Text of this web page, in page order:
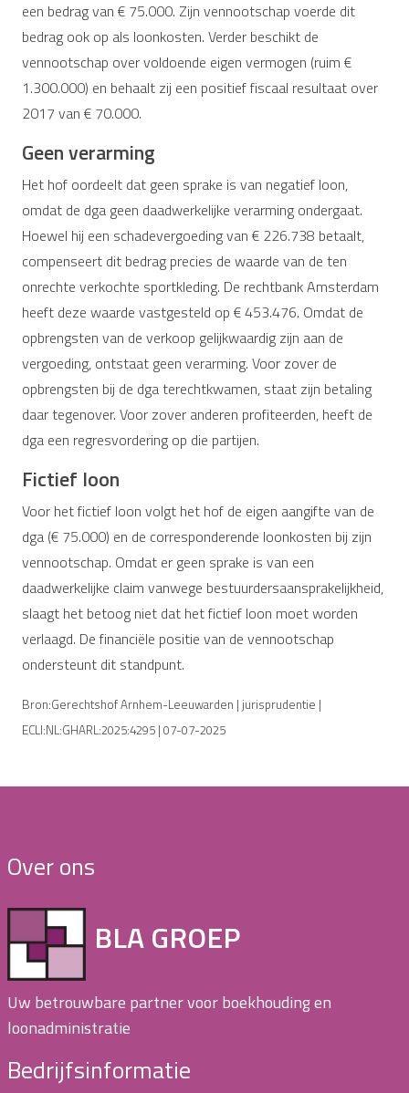
een bedrag van € 75.000. Zijn vennootschap voerde dit
bedrag ook op als loonkosten. Verder beschikt de
vennootschap over voldoende eigen vermogen (ruim €
1.300.000) en behaalt zij een positief fiscaal resultaat over
2017 van € 70.000.
Geen verarming
Het hof oordeelt dat geen sprake is van negatief loon,
omdat de dga geen daadwerkelijke verarming ondergaat.
Hoewel hij een schadevergoeding van € 226.738 betaalt,
compenseert dit bedrag precies de waarde van de ten
onrechte verkochte sportkleding. De rechtbank Amsterdam
heeft deze waarde vastgesteld op € 453.476. Omdat de
opbrengsten van de verkoop gelijkwaardig zijn aan de
vergoeding, ontstaat geen verarming. Voor zover de
opbrengsten bij de dga terechtkwamen, staat zijn betaling
daar tegenover. Voor zover anderen profiteerden, heeft de
dga een regresvordering op die partijen.
Fictief loon
Voor het fictief loon volgt het hof de eigen aangifte van de
dga (€ 75.000) en de corresponderende loonkosten bij zijn
vennootschap. Omdat er geen sprake is van een
daadwerkelijke claim vanwege bestuurdersaansprakelijkheid,
slaagt het betoog niet dat het fictief loon moet worden
verlaagd. De financiële positie van de vennootschap
ondersteunt dit standpunt.
Bron:Gerechtshof Arnhem-Leeuwarden | jurisprudentie |
ECLI:NL:GHARL:2025:4295 | 07-07-2025
Over ons
BLA GROEP
Uw betrouwbare partner voor boekhouding en
loonadministratie
Bedrijfsinformatie